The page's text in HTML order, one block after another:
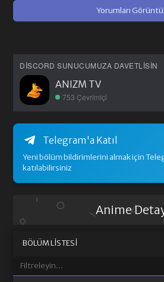
Yorumları
DISCORD SUNUCUMUZA DAVETLISIN
ANIZM TV
753 Çevrimiçi
Telegram'a Katıl
Yeni bölüm bildirimlerini almak için
katılabilirsiniz
Anime
BÖLÜM LISTESI